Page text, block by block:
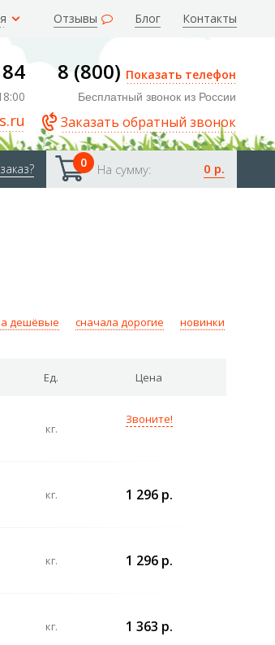
Отзывы Блог Контакты
8 (800) Показать телефон
Бесплатный звонок из России
Заказать обратный звонок
0 На сумму: 0 р.
дешёвые сначала дорогие новинки
Ед. Цена
кг.
Звоните!
кг. 1 296 р.
кг. 1 296 р.
кг. 1 363 р.